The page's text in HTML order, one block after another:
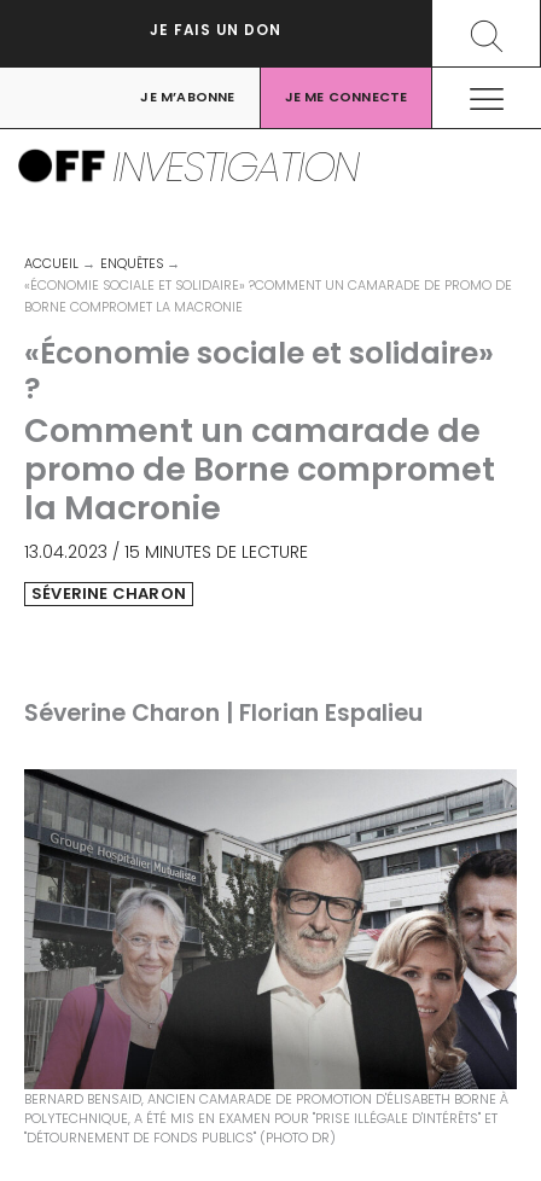
JE FAIS UN DON
JE M’ABONNE JE ME CONNECTE
INVESTIGATION
ACCUEIL
ENQUÊTES
«ÉCONOMIE SOCIALE ET SOLIDAIRE» ?COMMENT UN CAMARADE DE PROMO DE
BORNE COMPROMET LA MACRONIE
«Économie sociale et solidaire»
?
Comment un camarade de
promo de Borne compromet
la Macronie
13.04.2023 / 15 MINUTES DE LECTURE
SÉVERINE CHARON
Séverine Charon | Florian Espalieu
BERNARD BENSAID, ANCIEN CAMARADE DE PROMOTION D'ÉLISABETH BORNE À
POLYTECHNIQUE, A ÉTÉ MIS EN EXAMEN POUR "PRISE ILLÉGALE D'INTÉRÊTS" ET
"DÉTOURNEMENT DE FONDS PUBLICS" (PHOTO DR)